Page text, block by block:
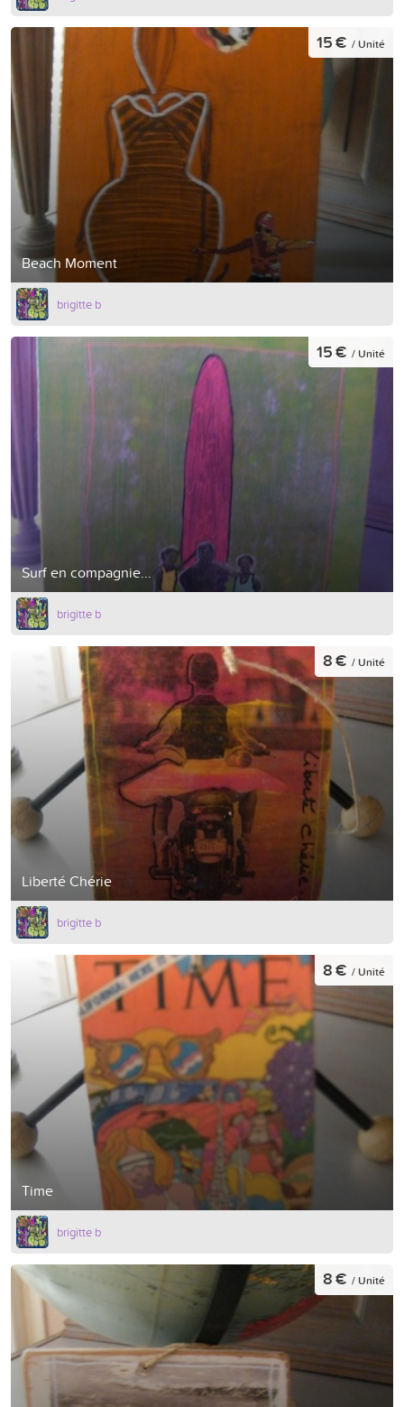
Beach Moment
15 € / Unité
brigitte b
Surf en compagnie...
15 € / Unité
brigitte b
Liberté Chérie
8 € / Unité
brigitte b
Time
8 € / Unité
brigitte b
8 € / Unité